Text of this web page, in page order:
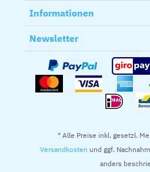
Informationen
Newsletter
* Alle Preise inkl. gesetzl.
Versandkosten und ggf.
anders